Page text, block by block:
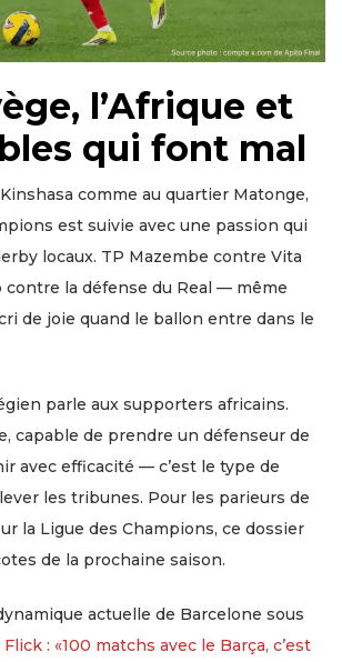
l’Afrique et
qui font mal
comme au quartier Matonge,
est suivie avec une passion qui
locaux. TP Mazembe contre Vita
contre la défense du Real — même
de joie quand le ballon entre dans le
parle aux supporters africains.
capable de prendre un défenseur de
avec efficacité — c’est le type de
les tribunes. Pour les parieurs de
la Ligue des Champions, ce dossier
de la prochaine saison.
actuelle de Barcelone sous
Flick : «100 matchs avec le Barça, c’est